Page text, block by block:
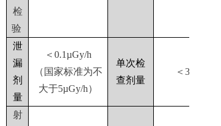
检
验
泄
漏
剂
量
＜0.1µGy/h
（国家标准为不
大于5µGy/h）
单次检
查剂量
＜3.0
射